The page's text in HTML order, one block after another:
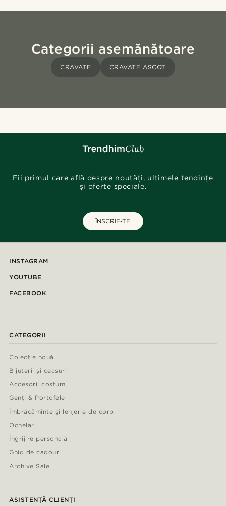
Categorii asemănătoare
CRAVATE CRAVATE ASCOT
Fii primul care află despre noutăți, ultimele tendințe
și oferte speciale.
ÎNSCRIE-TE
INSTAGRAM
YOUTUBE
FACEBOOK
CATEGORII
Colecție nouă
Bijuterii și ceasuri
Accesorii costum
Genți & Portofele
Îmbrăcăminte și lenjerie de corp
Ochelari
Îngrijire personală
Ghid de cadouri
Archive Sale
ASISTENȚĂ CLIENȚI